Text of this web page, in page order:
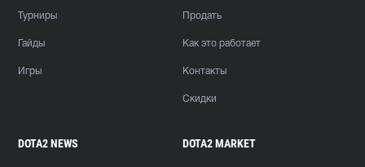
Турниры
Гайды
Игры
Продать
Как это работает
Контакты
Скидки
DOTA2 NEWS DOTA2 MARKET